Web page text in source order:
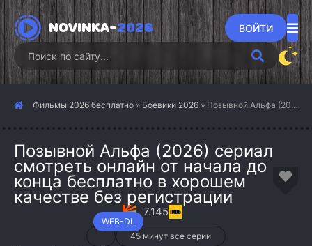
NOVINKA-2026 ВОЙТИ
Фильмы 2026 бесплатно » Боевики 2026 » Позывной Альфа (2026)
Позывной Альфа (2026) сериал
смотреть онлайн от начала до
конца бесплатно в хорошем
качестве без регистрации
WEB-DL
7.145
45 минут все серии